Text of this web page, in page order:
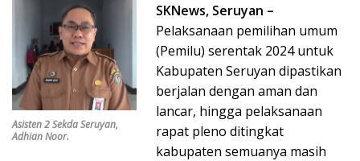
Asisten 2 Sekda Seruyan,
Adhian Noor.
SKNews, Seruyan –
Pelaksanaan pemilihan umum
(Pemilu) serentak 2024 untuk
Kabupaten Seruyan dipastikan
berjalan dengan aman dan
lancar, hingga pelaksanaan
rapat pleno ditingkat
kabupaten semuanya masih